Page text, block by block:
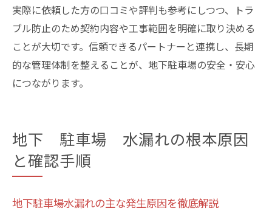
実際に依頼した方の口コミや評判も参考にしつつ、トラ
ブル防止のため契約内容や工事範囲を明確に取り決める
ことが大切です。信頼できるパートナーと連携し、長期
的な管理体制を整えることが、地下駐車場の安全・安心
につながります。
地下 駐車場 水漏れの根本原因
と確認手順
地下駐車場水漏れの主な発生原因を徹底解説